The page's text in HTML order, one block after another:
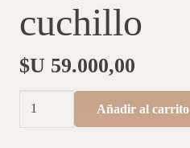
cuchillo
$U 59.000,00
Añadir al carrito